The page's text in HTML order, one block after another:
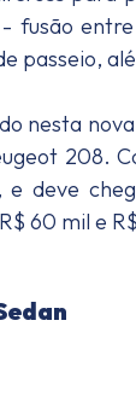
fusão
passeio,
nesta
208.
deve
60 mil e